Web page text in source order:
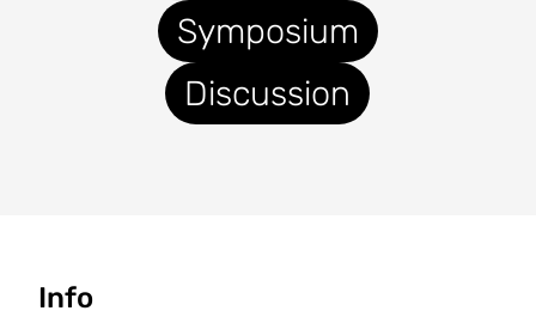
Symposium
Discussion
Info